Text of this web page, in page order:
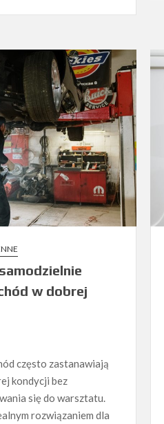
w dobrej
często zastanawiają
kondycji bez
się do warsztatu.
rozwiązaniem dla